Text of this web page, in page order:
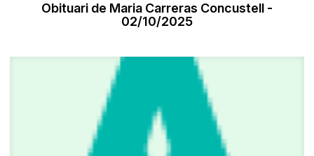
Obituari de Maria Carreras Concustell -
02/10/2025